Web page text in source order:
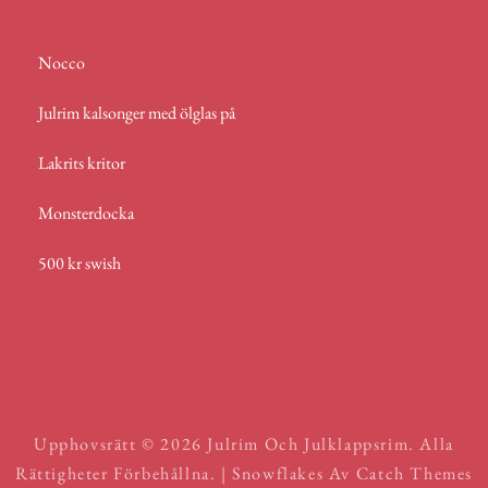
Nocco
Julrim kalsonger med ölglas på
Lakrits kritor
Monsterdocka
500 kr swish
Upphovsrätt © 2026 Julrim Och Julklappsrim. Alla
Rättigheter Förbehållna. | Snowflakes Av Catch Themes